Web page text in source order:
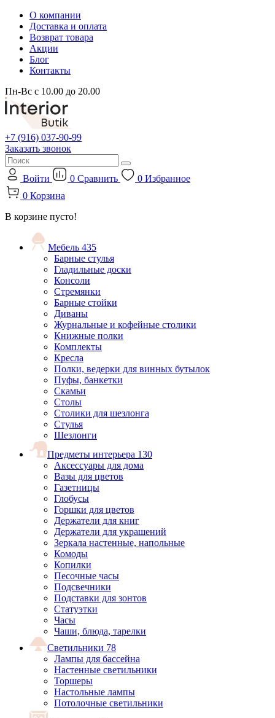
О компании
Доставка и оплата
Возврат товара
Акции
Блог
Контакты
Пн-Вс с 10.00 до 20.00
+7 (916) 037-90-99
Заказать звонок
Войти 0 Сравнить 0 Избранное
0 Корзина
В корзине пусто!
Мебель 435
Барные стулья
Гладильные доски
Консоли
Стремянки
Барные стойки
Диваны
Журнальные и кофейные столики
Книжные полки
Комплекты
Кресла
Полки, ведерки для винных бутылок
Пуфы, банкетки
Скамьи
Столы
Столики для шезлонга
Стулья
Шезлонги
Предметы интерьера 130
Аксессуары для дома
Вазы для цветов
Газетницы
Глобусы
Горшки для цветов
Держатели для книг
Держатели для украшений
Зеркала настенные, напольные
Комоды
Копилки
Песочные часы
Подсвечники
Подставки для зонтов
Статуэтки
Часы
Чаши, блюда, тарелки
Светильники 78
Лампы для бассейна
Настенные светильники
Торшеры
Настольные лампы
Потолочные светильники